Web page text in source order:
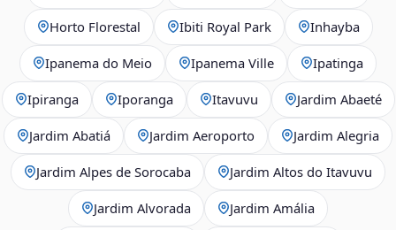
Horto Florestal Ibiti Royal Park Inhayba
Ipanema do Meio Ipanema Ville Ipatinga
Ipiranga Iporanga Itavuvu Jardim Abaeté
Jardim Abatiá Jardim Aeroporto Jardim Alegria
Jardim Alpes de Sorocaba Jardim Altos do Itavuvu
Jardim Alvorada Jardim Amália